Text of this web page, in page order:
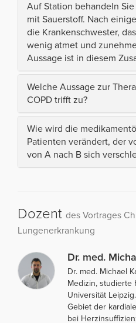
Auf Station behandeln
mit Sauerstoff. Nach
die Krankenschwester,
wenig atmet und
Aussage ist in diesem
Welche Aussage zur
COPD trifft zu?
Wie wird die
Patienten verändert, der
von A nach B sich
Dozent des Vortrages
Lungenerkrankung
Dr. med.
Dr. med. Michael
Medizin, studierte
Universität
Gebiet der
bei